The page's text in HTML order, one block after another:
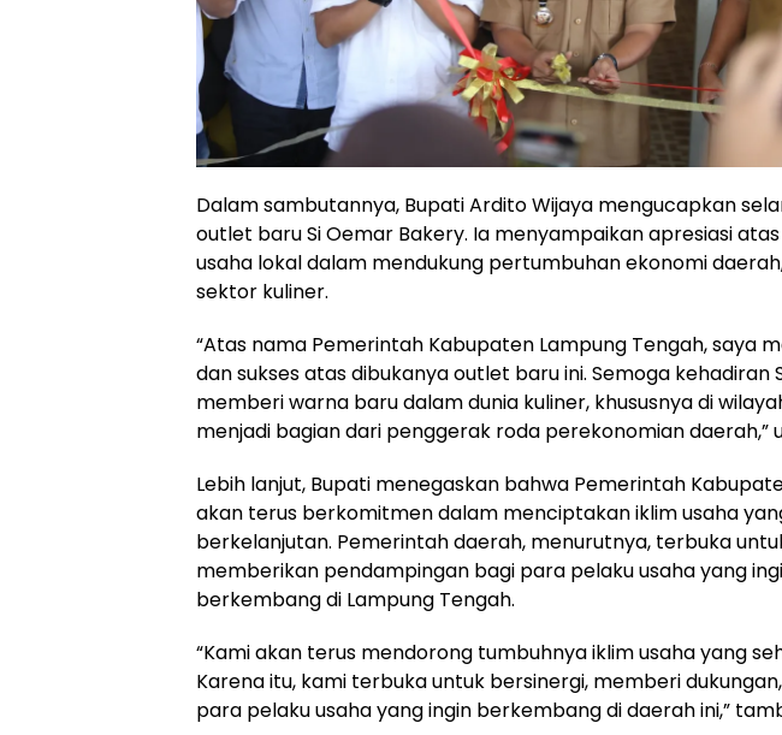
Dalam sambutannya, Bupati Ardito Wijaya mengucapkan
outlet baru Si Oemar Bakery. Ia menyampaikan apresiasi
usaha lokal dalam mendukung pertumbuhan ekonomi
sektor kuliner.
“Atas nama Pemerintah Kabupaten Lampung Tengah, saya
dan sukses atas dibukanya outlet baru ini. Semoga kehadiran
memberi warna baru dalam dunia kuliner, khususnya di
menjadi bagian dari penggerak roda perekonomian daerah,”
Lebih lanjut, Bupati menegaskan bahwa Pemerintah
akan terus berkomitmen dalam menciptakan iklim usaha
berkelanjutan. Pemerintah daerah, menurutnya, terbuka
memberikan pendampingan bagi para pelaku usaha yang
berkembang di Lampung Tengah.
“Kami akan terus mendorong tumbuhnya iklim usaha yang
Karena itu, kami terbuka untuk bersinergi, memberi
para pelaku usaha yang ingin berkembang di daerah ini,”